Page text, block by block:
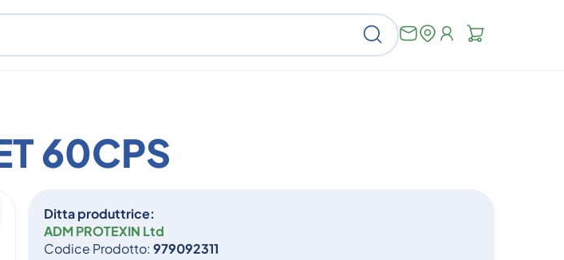
Cerca
60CPS
Ditta produttrice:
ADM PROTEXIN Ltd
Codice Prodotto: 979092311